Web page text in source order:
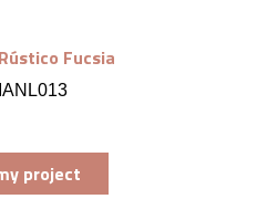
Fucsia
project